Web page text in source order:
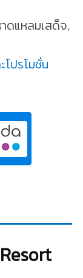
ดแหลมเสด็จ,
ปรโมชั่น